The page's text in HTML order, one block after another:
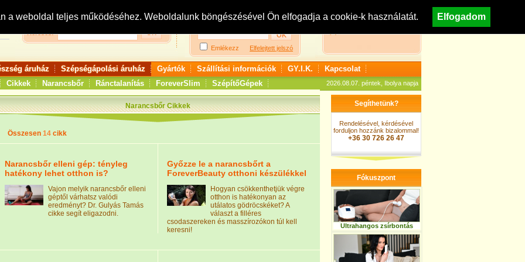
a weboldal teljes működéséhez. Weboldalunk böngészésével Ön elfogadja a cookie-k használatát. Elfogadom
Keresés:
Bejelentkezés: Regisztráció
Emlékezz Elfelejtett jelszó
Nézzen körül áruházunkban!
áruház Szépségápolási áruház Gyártók Szállítási információk GY.I.K.
Kapcsolat
Cikkek Narancsbőr Ránctalanítás ForeverSlim SzépítőGépek 2026.08.07. péntek, Ibolya napja
Narancsbőr Cikkek
Összesen 14 cikk
Narancsbőr elleni gép: tényleg
hatékony lehet otthon is?
Vajon melyik narancsbőr elleni
géptől várhatsz valódi
eredményt? Dr. Gulyás Tamás
cikke segít eligazodni.
Győzze le a narancsbőrt a
ForeverBeauty otthoni készülékkel
Hogyan csökkenthetjük végre
otthon is hatékonyan az
utálatos gödröcskéket? A
választ a filléres
csodaszereken és masszírozókon túl kell
keresni!
Segíthetünk?
Rendelésével, kérdésével
forduljon hozzánk bizalommal!
+36 30 726 26 47
Fókuszpont
Ultrahangos zsírbontás